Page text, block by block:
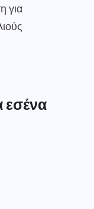
για
εσένα